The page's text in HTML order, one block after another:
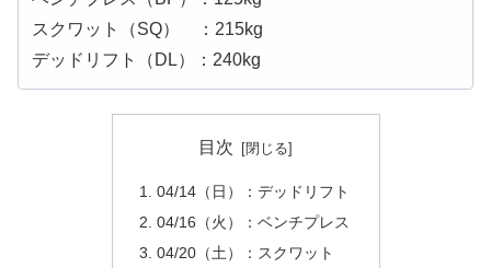
スクワット（SQ） ：215kg
デッドリフト（DL）：240kg
目次
04/14（日）：デッドリフト
04/16（火）：ベンチプレス
04/20（土）：スクワット